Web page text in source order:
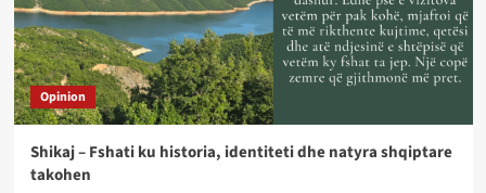
Opinion
Shikaj – Fshati ku historia, identiteti dhe natyra shqiptare
takohen